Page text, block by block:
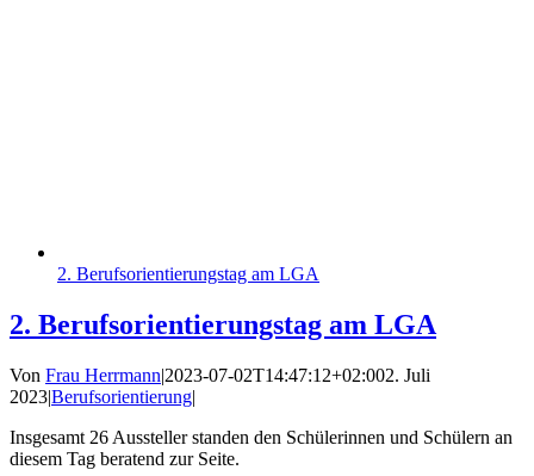
2. Berufsorientierungstag am LGA
2. Berufsorientierungstag am LGA
Von Frau Herrmann|2023-07-02T14:47:12+02:002. Juli
2023|Berufsorientierung|
Insgesamt 26 Aussteller standen den Schülerinnen und Schülern an
diesem Tag beratend zur Seite.